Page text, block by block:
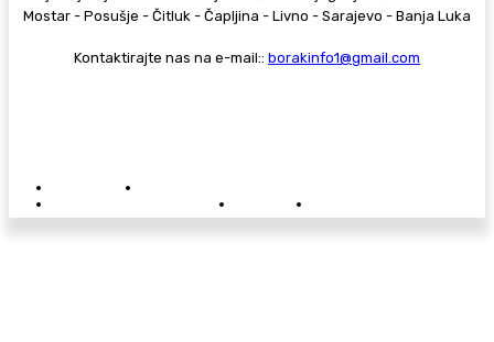
Mostar - Posušje - Čitluk - Čapljina - Livno - Sarajevo - Banja Luka
Kontaktirajte nas na e-mail:: borakinfo1@gmail.com